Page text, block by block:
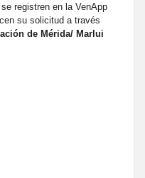
registren en la VenApp
su solicitud a través
de Mérida/ Marlui